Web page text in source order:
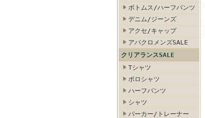
ボトムス/ハーフパンツ
デニム/ジーンズ
アクセ/キャップ
アバクロメンズSALE
クリアランスSALE
Tシャツ
ポロシャツ
ハーフパンツ
シャツ
パーカー/トレーナー